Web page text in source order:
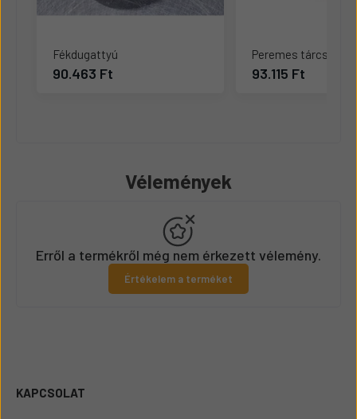
Fékdugattyú
90.463 Ft
Peremes tárcsa
93.115 Ft
Vélemények
Erről a termékről még nem érkezett vélemény.
Értékelem a terméket
KAPCSOLAT